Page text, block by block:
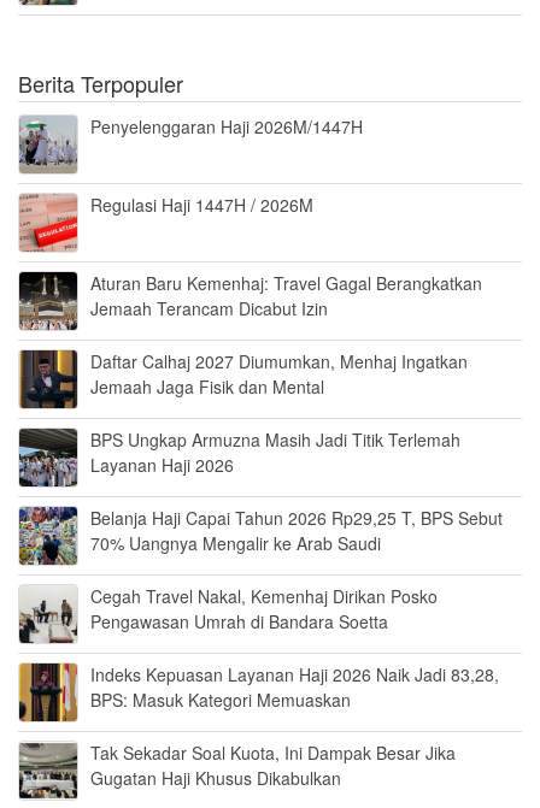
Berita Terpopuler
Penyelenggaran Haji 2026M/1447H
Regulasi Haji 1447H / 2026M
Aturan Baru Kemenhaj: Travel Gagal Berangkatkan
Jemaah Terancam Dicabut Izin
Daftar Calhaj 2027 Diumumkan, Menhaj Ingatkan
Jemaah Jaga Fisik dan Mental
BPS Ungkap Armuzna Masih Jadi Titik Terlemah
Layanan Haji 2026
Belanja Haji Capai Tahun 2026 Rp29,25 T, BPS Sebut
70% Uangnya Mengalir ke Arab Saudi
Cegah Travel Nakal, Kemenhaj Dirikan Posko
Pengawasan Umrah di Bandara Soetta
Indeks Kepuasan Layanan Haji 2026 Naik Jadi 83,28,
BPS: Masuk Kategori Memuaskan
Tak Sekadar Soal Kuota, Ini Dampak Besar Jika
Gugatan Haji Khusus Dikabulkan